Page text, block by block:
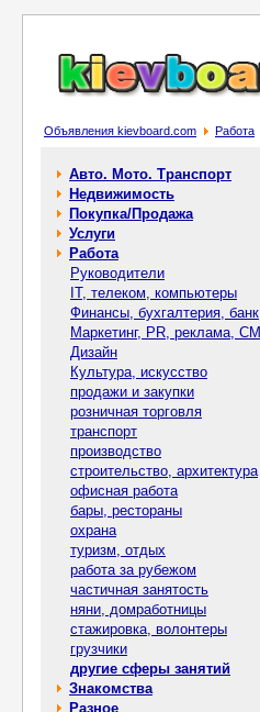
Объявления kievboard.com Работа
Авто. Мото. Транспорт
Недвижимость
Покупка/Продажа
Услуги
Работа
Руководители
IT, телеком, компьютеры
Финансы, бухгалтерия, банк
Маркетинг, PR, реклама,
Дизайн
Культура, искусство
продажи и закупки
розничная торговля
транспорт
производство
строительство, архитектура
офисная работа
бары, рестораны
охрана
туризм, отдых
работа за рубежом
частичная занятость
няни, домработницы
стажировка, волонтеры
грузчики
другие сферы занятий
Знакомства
Разное